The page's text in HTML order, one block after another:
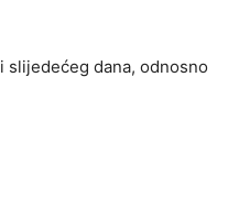
dana, odnosno